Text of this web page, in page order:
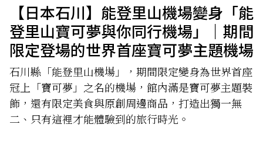
【日本石川】能登里山機場變身「能
登里山寶可夢與你同行機場」｜期間
限定登場的世界首座寶可夢主題機場
石川縣「能登里山機場」，期間限定變身為世界首座
冠上「寶可夢」之名的機場，館內滿是寶可夢主題裝
飾，還有限定美食與原創周邊商品，打造出獨一無
二、只有這裡才能體驗到的旅行時光。